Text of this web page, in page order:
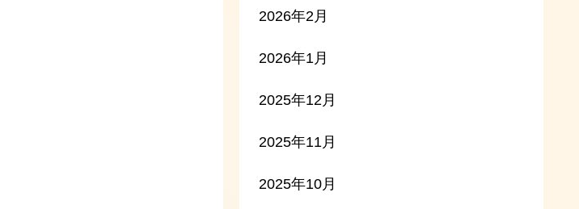
2026年2月
2026年1月
2025年12月
2025年11月
2025年10月